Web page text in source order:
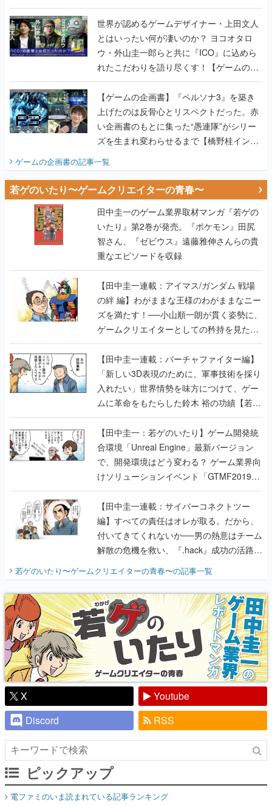
世界が認めるゲームデザイナー・上田文人
とはいったい何が凄いのか？ ヨコオタロ
ウ・外山圭一郎らと共に『ICO』に込めら
れたこだわりを語り尽くす！【ゲームの企
画書】
【ゲームの企画書】『ペルソナ3』を築き
上げたのは反骨心とリスペクトだった。赤
い企画書のもとに集った“愚連隊”がシリー
ズを生まれ変わらせるまで【橋野桂インタ
ゲームの企画書の記事一覧
若ゲのいたり〜ゲームクリエイターの青春〜
田中圭一のゲーム業界取材マンガ『若ゲの
いたり』第2巻が発売。『ポケモン』田尻
智さん、『ゼビウス』遠藤雅伸さんらの貴
重なエピソードを収録
【田中圭一連載：アイマス/ガンダム 戦場
の絆 編】わがままな王様のわがままなニー
ズを満たす！──小山順一朗が貫く姿勢に、
ゲームクリエイターとしての矜持を見た
【若ゲのいたり最終回】
【田中圭一連載：バーチャファイター編】
「新しい3D表現のために、軍事技術を採り
入れたい」世界情勢を味方につけて、ゲー
ムに革命をもたらした鈴木 裕の功績【若ゲ
のいたり】
【田中圭一：若ゲのいたり】ゲーム開発統
合環境「Unreal Engine」最新バージョン
で、開発環境はどう変わる？ ゲーム業界向
けソリューションイベント「GTMF2019」
に行って、より理解を深めよう【PR】
【田中圭一連載：サイバーコネクトツー
編】すべての責任はオレが取る。だから、
付いてきてくれないか──男の熱意はチーム
解散の危機を救い、『.hack』成功の活路を
『少年ジャンプ』色だった【若ゲのいた
り】
若ゲのいたり〜ゲームクリエイターの青春〜の記事一覧
X
Youtube
Discord
RSS
ピックアップ
電ファミのいま読まれている記事ランキング